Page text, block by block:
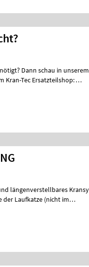
Dann schau in unserem
Kran-Tec Ersatzteilshop:
der Laufkatze (nicht im